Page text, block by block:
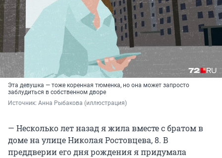
Эта девушка — тоже коренная тюменка, но она может запросто
заблудиться в собственном дворе
Источник: Анна Рыбакова (иллюстрация)
— Несколько лет назад я жила вместе с братом в
доме на улице Николая Ростовцева, 8. В
преддверии его дня рождения я придумала